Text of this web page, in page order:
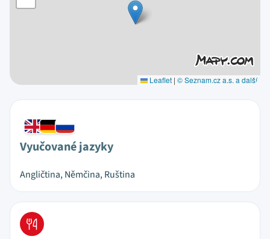
Leaflet | © Seznam.cz a.s. a další
Vyučované jazyky
Angličtina, Němčina, Ruština